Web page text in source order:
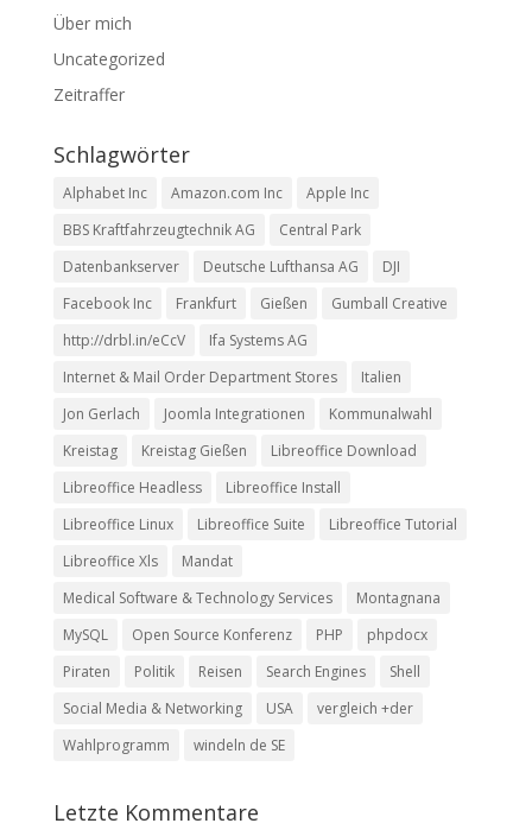
Über mich
Uncategorized
Zeitraffer
Schlagwörter
Alphabet Inc Amazon.com Inc
Apple Inc
BBS Kraftfahrzeugtechnik AG
Central Park
Datenbankserver
Deutsche Lufthansa AG
DJI
Facebook Inc
Frankfurt Gießen
Gumball Creative
http://drbl.in/eCcV
Ifa Systems AG
Internet & Mail Order Department Stores
Italien
Jon Gerlach
Joomla Integrationen
Kommunalwahl
Kreistag
Kreistag Gießen
Libreoffice Download
Libreoffice Headless
Libreoffice Install
Libreoffice Linux
Libreoffice Suite
Libreoffice Tutorial
Libreoffice Xls
Mandat
Medical Software & Technology Services
Montagnana
MySQL
Open Source Konferenz PHP
phpdocx
Piraten
Politik Reisen Search Engines
Shell
Social Media & Networking
USA
vergleich +der
Wahlprogramm
windeln de SE
Letzte Kommentare